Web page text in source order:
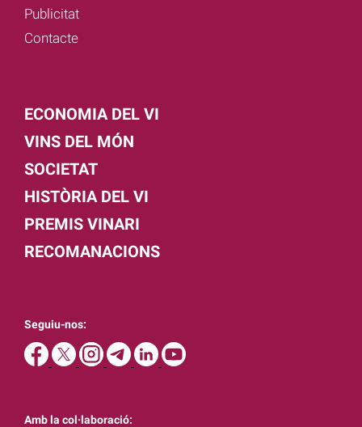
Publicitat
Contacte
ECONOMIA DEL VI
VINS DEL MÓN
SOCIETAT
HISTÒRIA DEL VI
PREMIS VINARI
RECOMANACIONS
Seguiu-nos:
Amb la col·laboració: